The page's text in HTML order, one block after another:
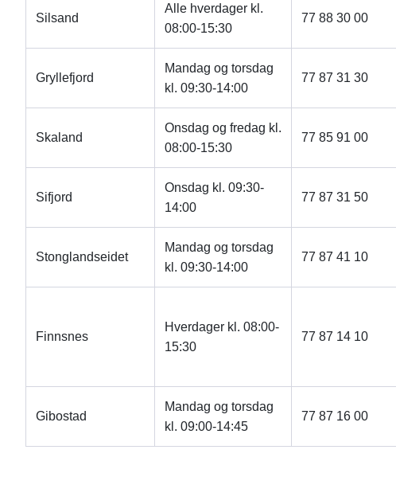
Silsand
Alle hverdager kl.
08:00-15:30
77 88 30 00
Gryllefjord
Mandag og torsdag
kl. 09:30-14:00
77 87 31 30
Skaland
Onsdag og fredag kl.
08:00-15:30
77 85 91 00
Sifjord
Onsdag kl. 09:30-
14:00
77 87 31 50
Stonglandseidet
Mandag og torsdag
kl. 09:30-14:00
77 87 41 10
Finnsnes
Hverdager kl. 08:00-
15:30
77 87 14 10
Gibostad
Mandag og torsdag
kl. 09:00-14:45
77 87 16 00